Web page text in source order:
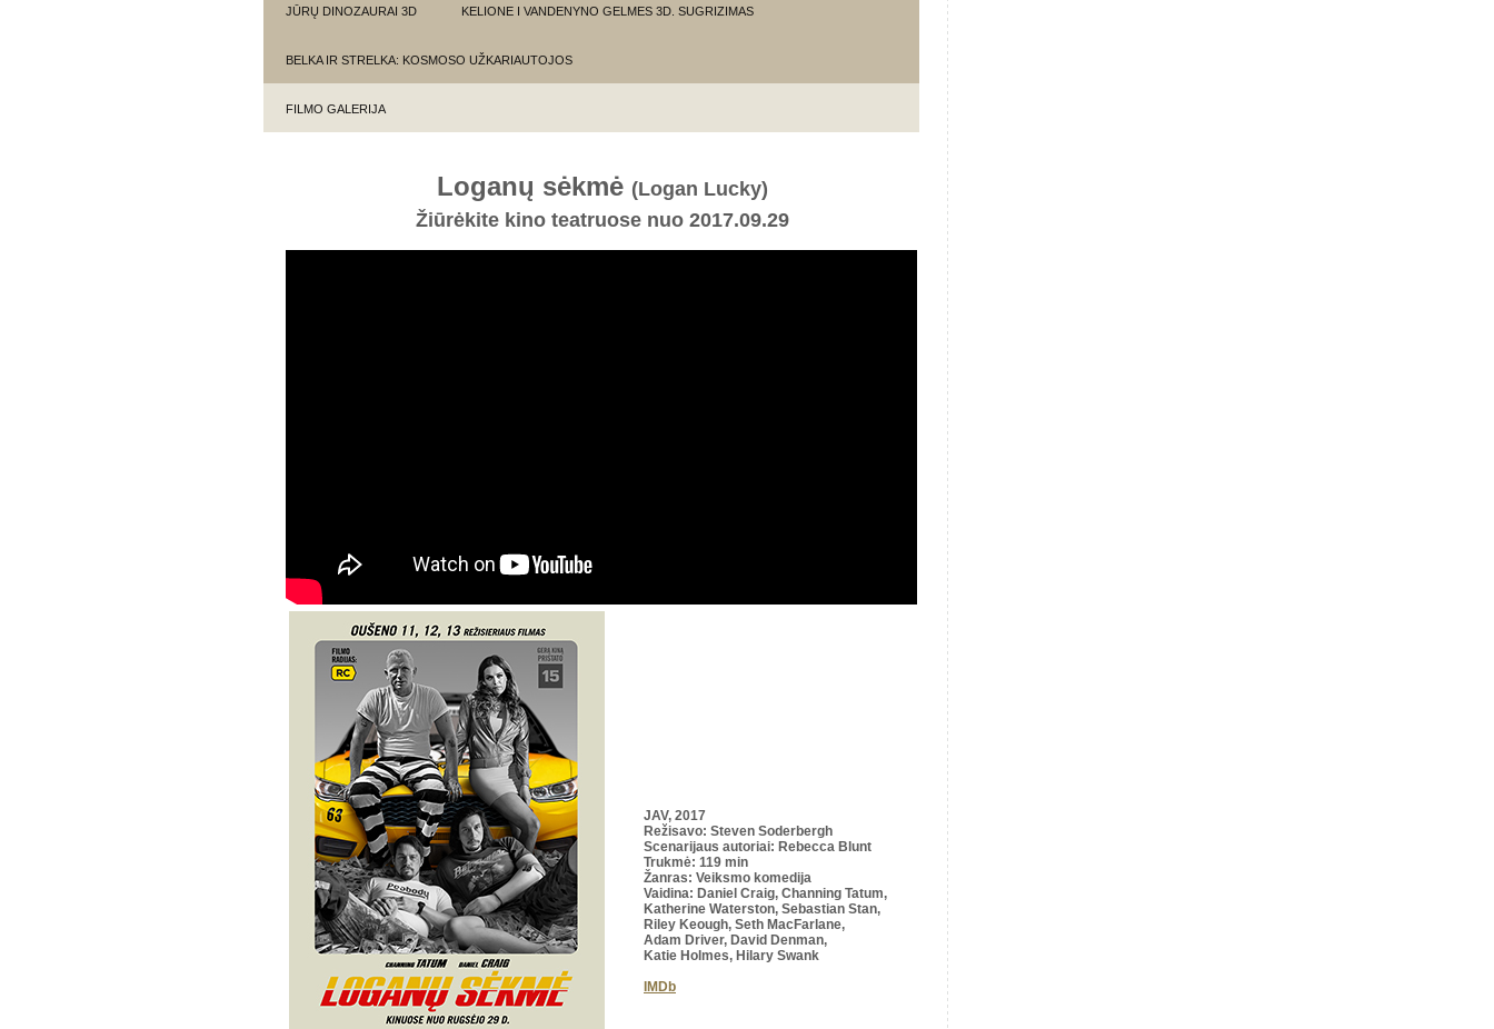
JŪRŲ DINOZAURAI 3D KELIONE I VANDENYNO GELMES 3D. SUGRIZIMAS
BELKA IR STRELKA: KOSMOSO UŽKARIAUTOJOS
FILMO GALERIJA
Loganų sėkmė (Logan Lucky)
Žiūrėkite kino teatruose nuo 2017.09.29
JAV, 2017
Režisavo: Steven Soderbergh
Scenarijaus autoriai: Rebecca Blunt
Trukmė: 119 min
Žanras: Veiksmo komedija
Vaidina: Daniel Craig, Channing Tatum,
Katherine Waterston, Sebastian Stan,
Riley Keough, Seth MacFarlane,
Adam Driver, David Denman,
Katie Holmes, Hilary Swank
IMDb